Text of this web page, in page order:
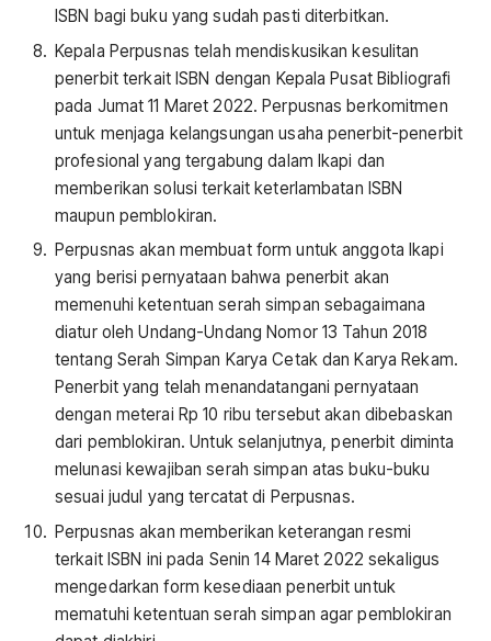
ISBN bagi buku yang sudah pasti diterbitkan.
Kepala Perpusnas telah mendiskusikan kesulitan
penerbit terkait ISBN dengan Kepala Pusat Bibliografi
pada Jumat 11 Maret 2022. Perpusnas berkomitmen
untuk menjaga kelangsungan usaha penerbit-penerbit
profesional yang tergabung dalam Ikapi dan
memberikan solusi terkait keterlambatan ISBN
maupun pemblokiran.
Perpusnas akan membuat form untuk anggota Ikapi
yang berisi pernyataan bahwa penerbit akan
memenuhi ketentuan serah simpan sebagaimana
diatur oleh Undang-Undang Nomor 13 Tahun 2018
tentang Serah Simpan Karya Cetak dan Karya Rekam.
Penerbit yang telah menandatangani pernyataan
dengan meterai Rp 10 ribu tersebut akan dibebaskan
dari pemblokiran. Untuk selanjutnya, penerbit diminta
melunasi kewajiban serah simpan atas buku-buku
sesuai judul yang tercatat di Perpusnas.
Perpusnas akan memberikan keterangan resmi
terkait ISBN ini pada Senin 14 Maret 2022 sekaligus
mengedarkan form kesediaan penerbit untuk
mematuhi ketentuan serah simpan agar pemblokiran